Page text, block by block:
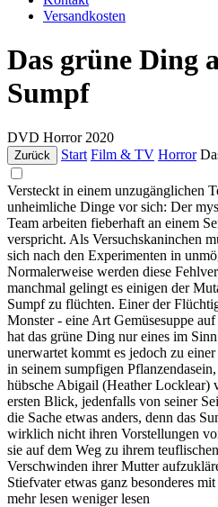
Versandkosten
Das grüne Ding
Sumpf
DVD Horror 2020
Zurück Start Film & TV Horror
Versteckt in einem unzugänglichen
unheimliche Dinge vor sich: Der
Team arbeiten fieberhaft an einem
verspricht. Als Versuchskaninchen
sich nach den Experimenten in
Normalerweise werden diese
manchmal gelingt es einigen der
Sumpf zu flüchten. Einer der
Monster - eine Art Gemüsesuppe
hat das grüne Ding nur eines im
unerwartet kommt es jedoch zu
in seinem sumpfigen
hübsche Abigail (Heather Locklear)
ersten Blick, jedenfalls von seiner
die Sache etwas anders, denn das
wirklich nicht ihren Vorstellungen
sie auf dem Weg zu ihrem
Verschwinden ihrer Mutter
Stiefvater etwas ganz besonderes
mehr lesen weniger lesen